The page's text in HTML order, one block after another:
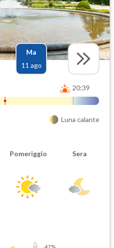
Ma
11 ago
20:39
Luna calante
Pomeriggio Sera